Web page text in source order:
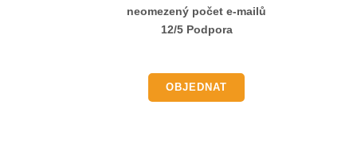
neomezený počet e-mailů
12/5 Podpora
OBJEDNAT